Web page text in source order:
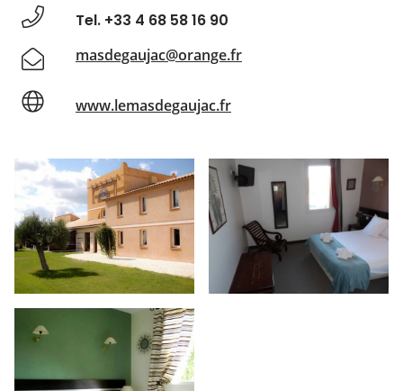
Tel. +33 4 68 58 16 90
masdegaujac@orange.fr
www.lemasdegaujac.fr